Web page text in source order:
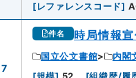
[レファレンスコード]
7
件名 時局情報
国立公文書館 内閣